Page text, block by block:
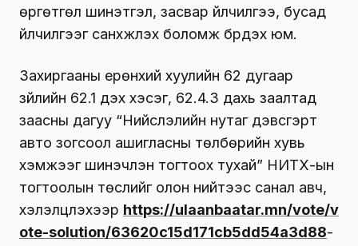
өргөтгөл шинэтгэл, засвар үйлчилгээ, бусад
үйлчилгээг санхүүжүүлэх боломж бүрдэх юм.
Захиргааны ерөнхий хуулийн 62 дугаар
зүйлийн 62.1 дэх хэсэг, 62.4.3 дахь заалтад
заасны дагуу “Нийслэлийн нутаг дэвсгэрт
авто зогсоол ашигласны төлбөрийн хувь
хэмжээг шинэчлэн тогтоох тухай” НИТХ-ын
тогтоолын төслийг олон нийтээс санал авч,
хэлэлцүүлэхээр https://ulaanbaatar.mn/vote/v
ote-solution/63620c15d171cb5dd54a3d88-